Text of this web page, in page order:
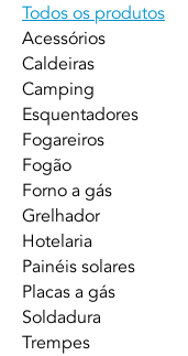
Todos os produtos
Acessórios
Caldeiras
Camping
Esquentadores
Fogareiros
Fogão
Forno a gás
Grelhador
Hotelaria
Painéis solares
Placas a gás
Soldadura
Trempes